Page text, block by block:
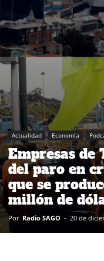
Actualidad Economía
Empresas
del paro en
que se
millón de
Por Radio SAGO - 20 de